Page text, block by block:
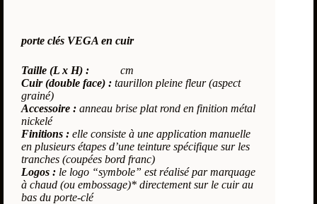
porte clés VEGA en cuir
Taille (L x H) : cm
Cuir (double face) : taurillon pleine fleur (aspect
grainé)
Accessoire : anneau brise plat rond en finition métal
nickelé
Finitions : elle consiste à une application manuelle
en plusieurs étapes d’une teinture spécifique sur les
tranches (coupées bord franc)
Logos : le logo “symbole” est réalisé par marquage
à chaud (ou embossage)* directement sur le cuir au
bas du porte-clé